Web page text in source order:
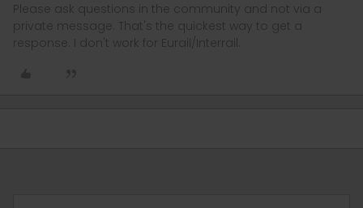
Please ask questions in the community and not via a
private message. That's the quickest way to get a
response. I don't work for Eurail/Interrail.